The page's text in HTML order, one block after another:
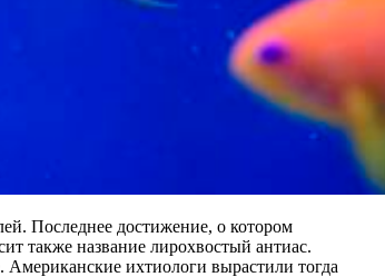
Последнее достижение, о котором
также название лирохвостый антиас.
ихтиологи вырастили тогда